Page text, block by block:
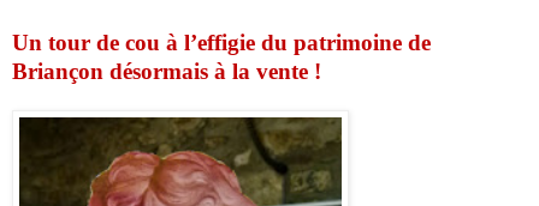
Un tour de cou à l’effigie du patrimoine de
Briançon désormais à la vente !